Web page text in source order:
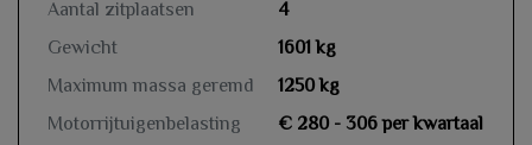
Aantal zitplaatsen
4
Gewicht
1601 kg
Maximum massa geremd
1250 kg
Motorrijtuigenbelasting
€ 280 - 306 per kwartaal